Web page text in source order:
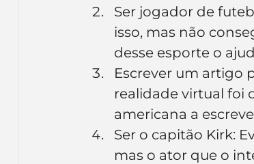
Ser jogador de
isso, mas não
desse esporte o
Escrever um artigo
realidade virtual foi
americana a
Ser o capitão Kirk:
mas o ator que o